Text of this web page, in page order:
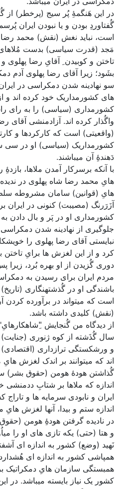
در این هَنگمۀِ پُر سیج (پرخطر) از
گُفتاوردِ بودن و یا نبودن ایران
است، نباید نغش (نقش) محمد رضا
مَجد (قدرت سیاسی) بدست مُلاهای
تاختن و کوبیدن ِ آقایِ رضا پهلوی
بشَود؛ زیرا آقای رضا پهلوی آدم
سو نهادینه شدن دمکراسی در
های کشورمداریک خود کرده اند و
کشورمداری (سیاسی) را به رای
واگُذار کرده اند. آزادمنشی آقای
(واقعیتی) است که کارکردها و
کشورمداریک (سیاسی) او در سی
دَهندۀِ آن میباشند.
با آنکه برسرکار آمدن ملاها،
هایِ محمد رضا شاه پهلوی در
هایِ (قوانین) سامان مشروطه
آزَرَرنگ (مصیبت) کنونی در ایران
کشورمداری او در پَر و بال دادن به
جلوگیری از نهادینه شدن دمکراسی
نبایستی آقای رضا پهلوی را
کرد و از این لغزش ها برایِ تاختن
دوری گُزیدن از او بهره بُرد، زیرا
مردم ایران برای رسیدن به
باشندگی او در گُذشتهنگاری (تاریخ)
است که میتواند در برآورده
(نقش) کلیدی داشته باشد.
از دیدگاه من گُنجایش
سال گُذَشته از کوه ژنوری (جنایت)
و ورشکستگی ترازداری (اقتصادی)
اند که میتوانند بر اندک لغزش
گُذاشتن هودۀ هومن (حقوق بشر)
اندازه که ملاها بر شتابِ ددمنشی
ایران و نابودی سرمایه ها و تاراج
اندازه ستم و بیدا، آنها لغزش
در نادیده گرفتن هودۀِ هومن
و هتا (حتی) یکه تازی های او را
نَهید (وضع) کشور به اندازه ای
همپاشی کشور به اندازه ای
همبستگی سازمان هایِ دمکراتیک
کشور یک نیاز بایسته میباشد.